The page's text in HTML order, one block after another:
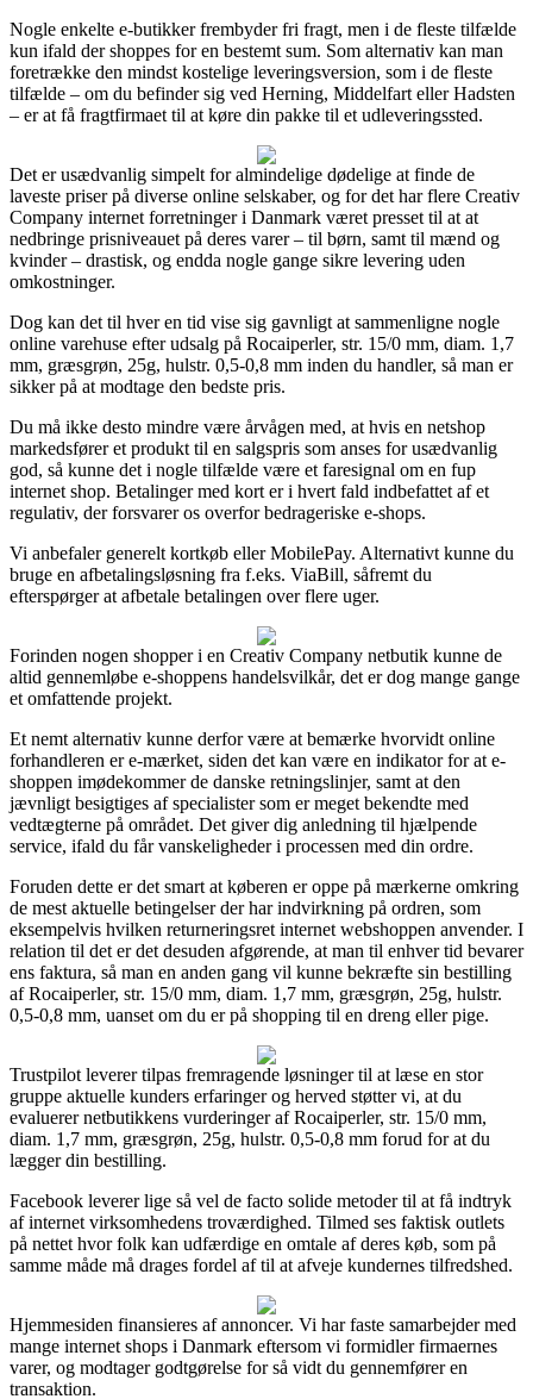
Nogle enkelte e-butikker frembyder fri fragt, men i de fleste tilfælde
kun ifald der shoppes for en bestemt sum. Som alternativ kan man
foretrække den mindst kostelige leveringsversion, som i de fleste
tilfælde – om du befinder sig ved Herning, Middelfart eller Hadsten
– er at få fragtfirmaet til at køre din pakke til et udleveringssted.
Det er usædvanlig simpelt for almindelige dødelige at finde de
laveste priser på diverse online selskaber, og for det har flere Creativ
Company internet forretninger i Danmark været presset til at at
nedbringe prisniveauet på deres varer – til børn, samt til mænd og
kvinder – drastisk, og endda nogle gange sikre levering uden
omkostninger.
Dog kan det til hver en tid vise sig gavnligt at sammenligne nogle
online varehuse efter udsalg på Rocaiperler, str. 15/0 mm, diam. 1,7
mm, græsgrøn, 25g, hulstr. 0,5-0,8 mm inden du handler, så man er
sikker på at modtage den bedste pris.
Du må ikke desto mindre være årvågen med, at hvis en netshop
markedsfører et produkt til en salgspris som anses for usædvanlig
god, så kunne det i nogle tilfælde være et faresignal om en fup
internet shop. Betalinger med kort er i hvert fald indbefattet af et
regulativ, der forsvarer os overfor bedrageriske e-shops.
Vi anbefaler generelt kortkøb eller MobilePay. Alternativt kunne du
bruge en afbetalingsløsning fra f.eks. ViaBill, såfremt du
efterspørger at afbetale betalingen over flere uger.
Forinden nogen shopper i en Creativ Company netbutik kunne de
altid gennemløbe e-shoppens handelsvilkår, det er dog mange gange
et omfattende projekt.
Et nemt alternativ kunne derfor være at bemærke hvorvidt online
forhandleren er e-mærket, siden det kan være en indikator for at e-
shoppen imødekommer de danske retningslinjer, samt at den
jævnligt besigtiges af specialister som er meget bekendte med
vedtægterne på området. Det giver dig anledning til hjælpende
service, ifald du får vanskeligheder i processen med din ordre.
Foruden dette er det smart at køberen er oppe på mærkerne omkring
de mest aktuelle betingelser der har indvirkning på ordren, som
eksempelvis hvilken returneringsret internet webshoppen anvender. I
relation til det er det desuden afgørende, at man til enhver tid bevarer
ens faktura, så man en anden gang vil kunne bekræfte sin bestilling
af Rocaiperler, str. 15/0 mm, diam. 1,7 mm, græsgrøn, 25g, hulstr.
0,5-0,8 mm, uanset om du er på shopping til en dreng eller pige.
Trustpilot leverer tilpas fremragende løsninger til at læse en stor
gruppe aktuelle kunders erfaringer og herved støtter vi, at du
evaluerer netbutikkens vurderinger af Rocaiperler, str. 15/0 mm,
diam. 1,7 mm, græsgrøn, 25g, hulstr. 0,5-0,8 mm forud for at du
lægger din bestilling.
Facebook leverer lige så vel de facto solide metoder til at få indtryk
af internet virksomhedens troværdighed. Tilmed ses faktisk outlets
på nettet hvor folk kan udfærdige en omtale af deres køb, som på
samme måde må drages fordel af til at afveje kundernes tilfredshed.
Hjemmesiden finansieres af annoncer. Vi har faste samarbejder med
mange internet shops i Danmark eftersom vi formidler firmaernes
varer, og modtager godtgørelse for så vidt du gennemfører en
transaktion.